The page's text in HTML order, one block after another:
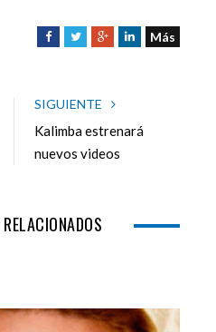
F
e
o
T
t
r
G
g
+
L
Más
SIGUIENTE
Kalimba estrenará
nuevos videos